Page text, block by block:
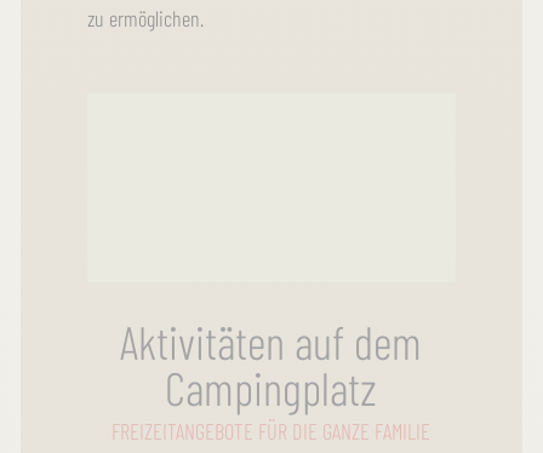
zu ermöglichen.
Aktivitäten auf dem
Campingplatz
FREIZEITANGEBOTE FÜR DIE GANZE FAMILIE